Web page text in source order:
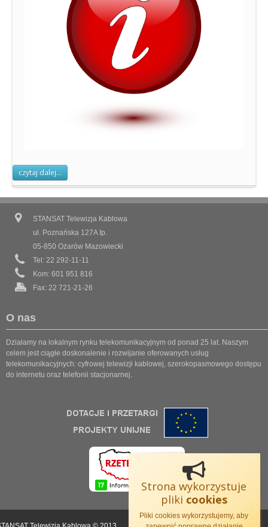
czytaj dalej...
STANSAT Telewizja Kablowa
ul. Poznańska 127A Ip.
05-850 Ożarów Mazowiecki
Tel: 22 292-11-11
Kom: 601 951 816
Fax: 22 721-21-26
O nas
Działamy na lokalnym rynku telekomunikacyjnym od ponad 25 lat. Naszym
celem jest ciągłe doskonalenie i rozwijanie oferowanych usług
telekomunikacyjnych: cyfrowej telewizji kablowej, szerokopasmowego dostępu
do internetu oraz telefonii stacjonarnej.
Strona wykorzystuje
pliki cookies
Pliki cookies wykorzystujemy, aby